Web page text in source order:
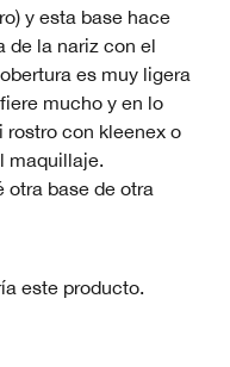
y esta base hace
de la nariz con el
es muy ligera
mucho y en lo
rostro con kleenex o
maquillaje.
otra base de otra
este producto.